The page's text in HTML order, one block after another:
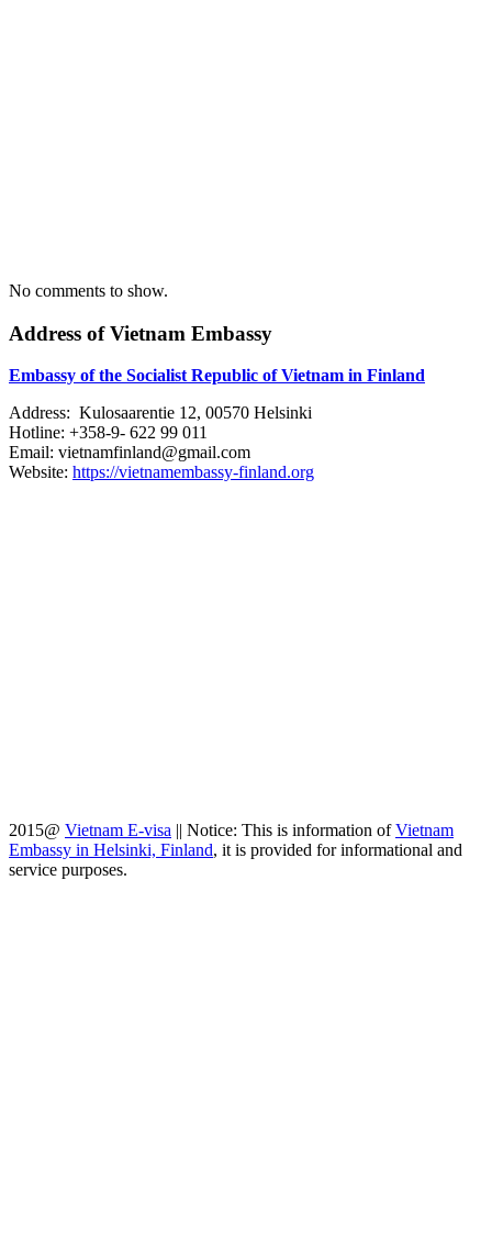
No comments to show.
Address of Vietnam Embassy
Embassy of the Socialist Republic of Vietnam in Finland
Address: Kulosaarentie 12, 00570 Helsinki
Hotline: +358-9- 622 99 011​​
Email: vietnamfinland@gmail.com
Website: https://vietnamembassy-finland.org
2015@ Vietnam E-visa || Notice: This is information ofVietnam
Embassy in Helsinki, Finland, it is provided for informational and
service purposes.